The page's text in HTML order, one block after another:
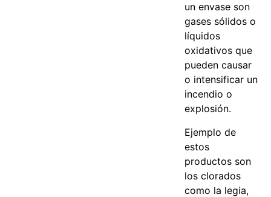
un envase son
gases sólidos o
líquidos
oxidativos que
pueden causar
o intensificar un
incendio o
explosión.
Ejemplo de
estos
productos son
los clorados
como la legia,